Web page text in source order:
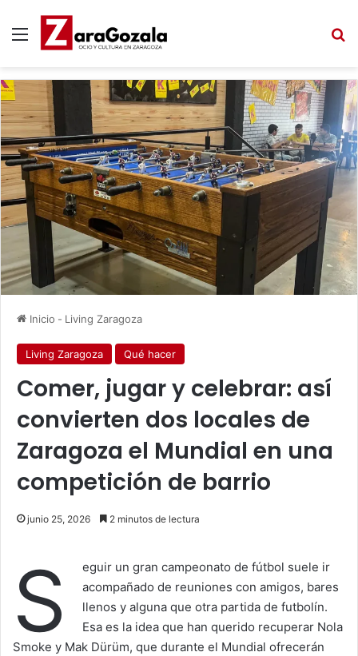
Menú
Inicio - Living Zaragoza
Living Zaragoza Qué hacer
Comer, jugar y celebrar: así
convierten dos locales de
Zaragoza el Mundial en una
competición de barrio
junio 25, 2026 2 minutos de lectura
S
eguir un gran campeonato de fútbol suele ir
acompañado de reuniones con amigos, bares
llenos y alguna que otra partida de futbolín.
Esa es la idea que han querido recuperar Nola
Smoke y Mak Dürüm, que durante el Mundial ofrecerán